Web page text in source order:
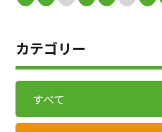
カテゴリー
すべて